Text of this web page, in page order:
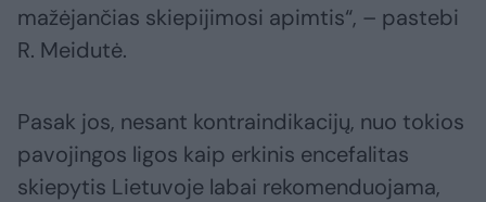
mažėjančias skiepijimosi apimtis“, – pastebi
R. Meidutė.
Pasak jos, nesant kontraindikacijų, nuo tokios
pavojingos ligos kaip erkinis encefalitas
skiepytis Lietuvoje labai rekomenduojama,